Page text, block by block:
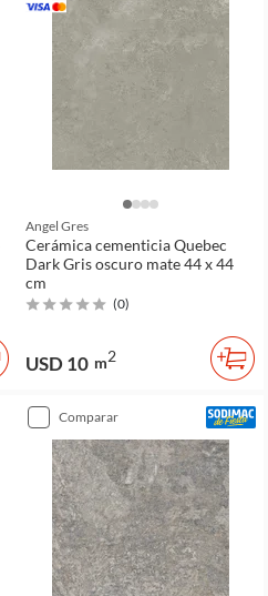
Angel Gres
Cerámica cementicia Quebec
Dark Gris oscuro mate 44 x 44
cm
(0)
USD 10 m2
comparar